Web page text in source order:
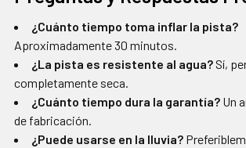
¿Cuánto tiempo toma inflar la pista?
Aproximadamente 30 minutos.
¿La pista es resistente al agua? Sí,
completamente seca.
¿Cuánto tiempo dura la garantía? Un
de fabricación.
¿Puede usarse en la lluvia?